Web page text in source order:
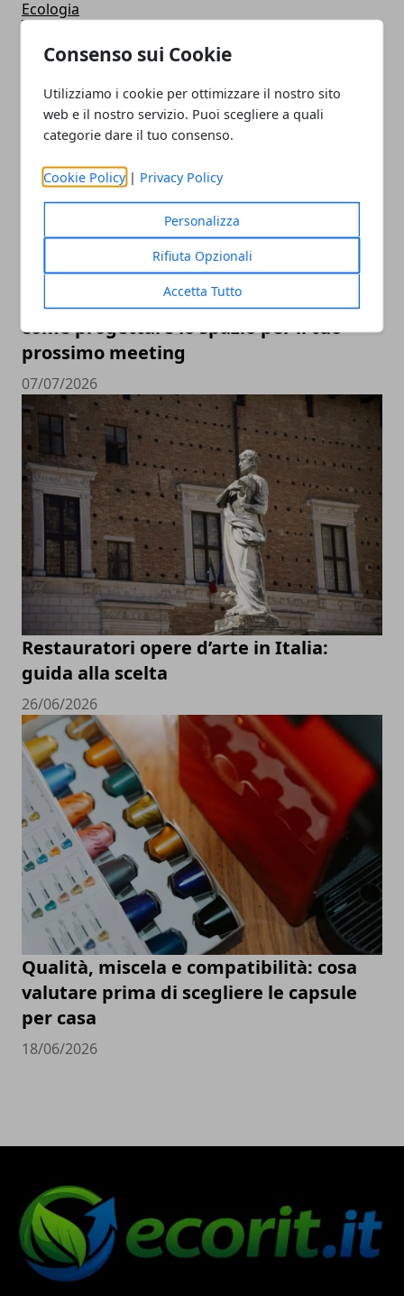
Consenso sui Cookie
Utilizziamo i cookie per ottimizzare il nostro sito
web e il nostro servizio. Puoi scegliere a quali
categorie dare il tuo consenso.
Cookie Policy | Privacy Policy
Personalizza
Rifiuta Opzionali
Accetta Tutto
Ecologia
L’impatto visivo che lascia il segno:
come progettare lo spazio per il tuo
prossimo meeting
07/07/2026
Restauratori opere d’arte in Italia:
guida alla scelta
26/06/2026
Qualità, miscela e compatibilità: cosa
valutare prima di scegliere le capsule
per casa
18/06/2026